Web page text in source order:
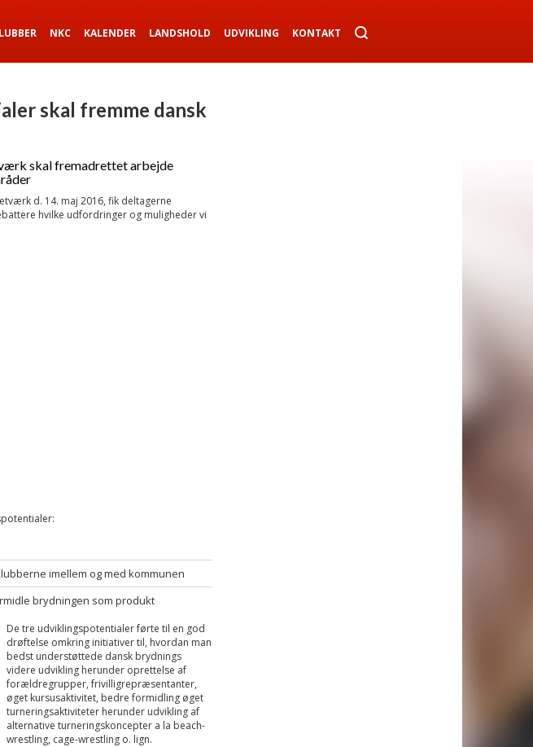
NKC KALENDER LANDSHOLD UDVIKLING KONTAKT
skal fremme dansk
skal fremadrettet arbejde
d. 14. maj 2016, fik deltagerne
hvilke udfordringer og muligheder vi
imellem og med kommunen
brydningen som produkt
De tre udviklingspotentialer førte til en god
drøftelse omkring initiativer til, hvordan man
bedst understøttede dansk brydnings
videre udvikling herunder oprettelse af
forældregrupper, frivilligrepræsentanter,
øget kursusaktivitet, bedre formidling øget
turneringsaktiviteter herunder udvikling af
alternative turneringskoncepter a la beach-
wrestling, cage-wrestling o. lign.